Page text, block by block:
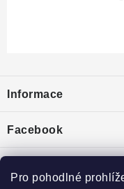
Pro pohodlné
p
a
í
Informace
Puncovní značky
Ochrana osobních údajů
Facebook
Toplist